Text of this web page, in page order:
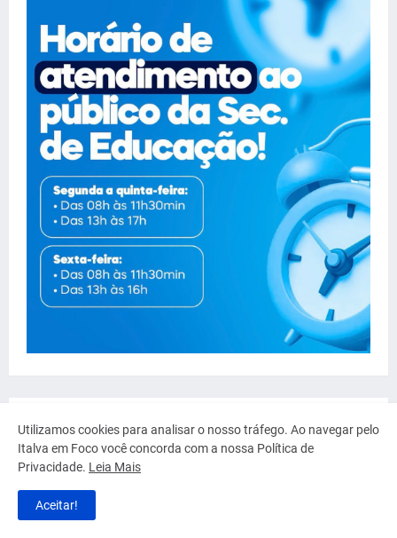
Utilizamos cookies para analisar o nosso tráfego. Ao navegar pelo
Italva em Foco você concorda com a nossa Política de
Privacidade. Leia Mais
Aceitar!